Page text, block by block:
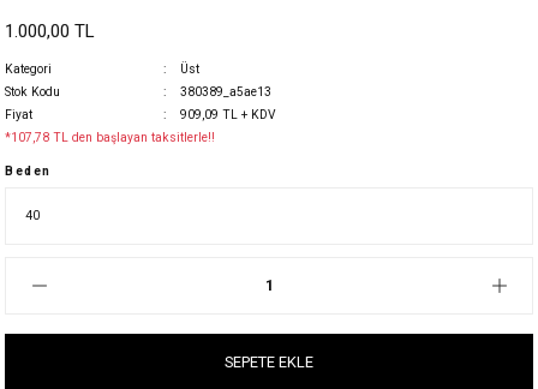
1.000,00 TL
Kategori
Üst
Stok Kodu
380389_a5ae13
Fiyat
909,09 TL + KDV
*107,78 TL den başlayan taksitlerle!!
Beden
SEPETE EKLE